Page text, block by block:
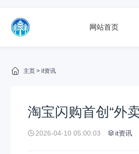
网站首页
主页 > it资讯
淘宝闪购首创“外
2026-04-10 05:00:03 it资讯